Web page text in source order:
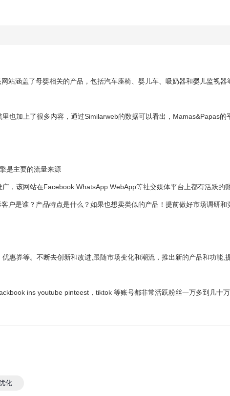
站涵盖了母婴相关的产品，包括汽车座椅、婴儿车、吸奶器和婴儿监视器
也加上了很多内容，通过Similarweb的数据可以看出，Mamas&Papas的
是主要的流量来源
，该网站在Facebook WhatsApp WebApp等社交媒体平台上都有活跃
户是谁？产品特点是什么？如果也想卖类似的产品！提前做好市场调研
惠券等。不断去创新和改进,跟随市场变化和潮流，推出新的产品和功能,
ins youtube pinteest，tiktok 等账号都非常活跃粉丝一万多到几十
化